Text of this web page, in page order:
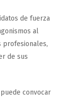
de fuerza
al
profesionales,
de sus
convocar